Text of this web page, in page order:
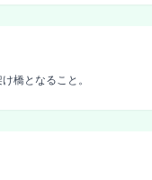
橋となること。